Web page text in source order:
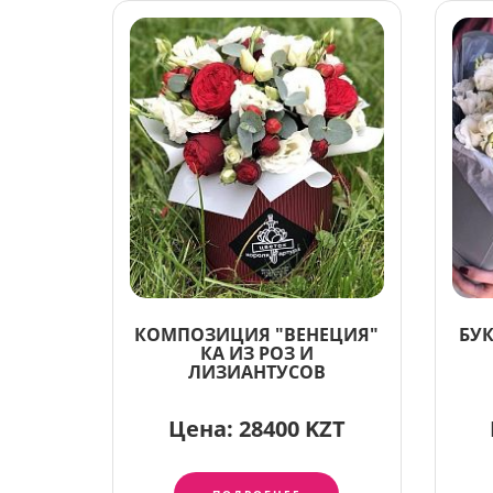
КОМПОЗИЦИЯ "ВЕНЕЦИЯ"
КА ИЗ РОЗ И
ЛИЗИАНТУСОВ
Цена: 28400 KZT